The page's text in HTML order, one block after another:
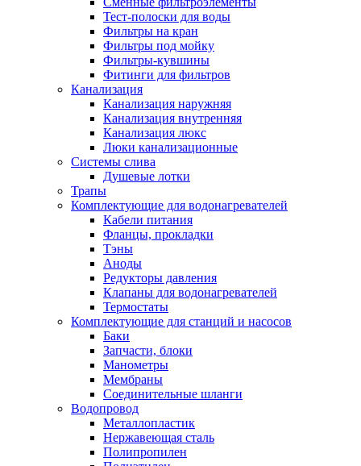
Новости и Акции
Оплата и доставка
Сервис-центр
Адреса Сервис-центров
Условия возврата товара
Обмен и возврат товара
Вакансии
Тест-полоски для воды
Фильтры на кран
Фильтры под мойку
Фильтры-кувшины
Фитинги для фильтров
Канализация
Канализация наружняя
Канализация внутренняя
Канализация люкс
Люки канализационные
Системы слива
Душевые лотки
Трапы
Комплектующие для водонагревателей
Кабели питания
Фланцы, прокладки
Тэны
Аноды
Редукторы давления
Клапаны для водонагревателей
Термостаты
Комплектующие для станций и насосов
Баки
Запчасти, блоки
Манометры
Мембраны
Соединительные шланги
Водопровод
Металлопластик
Нержавеющая сталь
Полипропилен